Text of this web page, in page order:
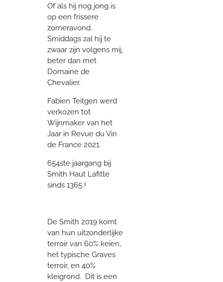
Of als hij nog jong is
op een frissere
zomeravond.
Smiddags zal hij te
zwaar zijn volgens mij,
beter dan met
Domaine de
Chevalier.
Fabien Teitgen werd
verkozen tot
Wijnmaker van het
Jaar in Revue du Vin
de France 2021.
654ste jaargang bij
Smith Haut Lafitte
sinds 1365 !
De Smith 2019 komt
van hun uitzonderlijke
terroir van 60% keien,
het typische Graves
terroir, en 40%
kleigrond. Dit is een